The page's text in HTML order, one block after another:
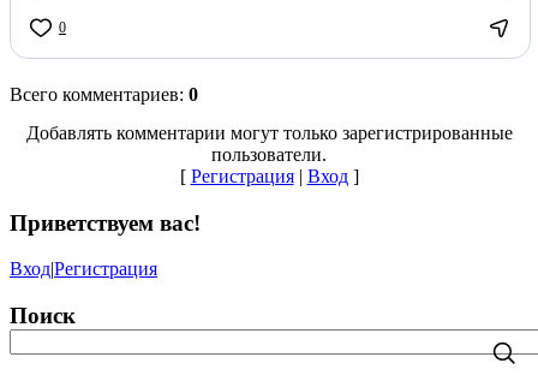
0
Всего комментариев: 0
Добавлять комментарии могут только зарегистрированные
пользователи.
[ Регистрация| Вход]
Приветствуем вас!
Вход|Регистрация
Поиск